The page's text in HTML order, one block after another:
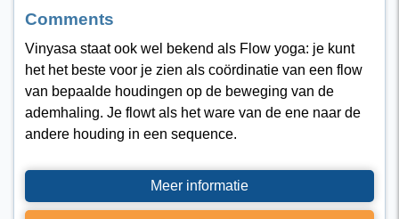
Comments
Vinyasa staat ook wel bekend als Flow yoga: je kunt
het het beste voor je zien als coördinatie van een flow
van bepaalde houdingen op de beweging van de
ademhaling. Je flowt als het ware van de ene naar de
andere houding in een sequence.
Meer informatie